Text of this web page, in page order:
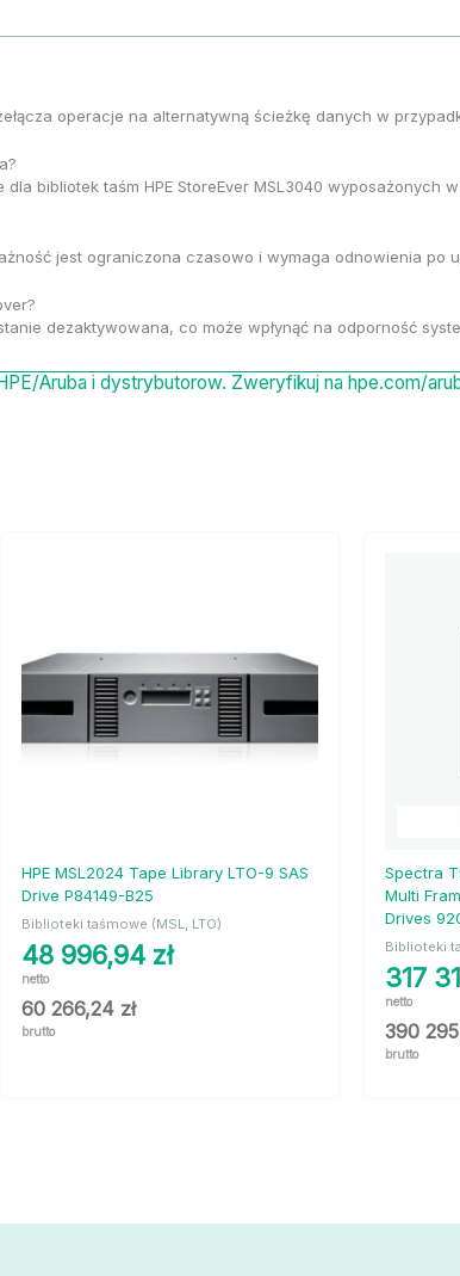
operacje na alternatywną ścieżkę danych w
bibliotek taśm HPE StoreEver MSL3040 wyposażonych
jest ograniczona czasowo i wymaga odnowienia po
dezaktywowana, co może wpłynąć na odporność
Aruba i dystrybutorow. Zweryfikuj na hpe.com/
HPE MSL2024 Tape Library LTO-9 SAS
Drive P84149-B25
Biblioteki taśmowe (MSL, LTO)
48 996,94 zł
netto
60 266,24 zł
brutto
Spectra
Multi
Drives
Biblioteki
317
netto
390
brutto